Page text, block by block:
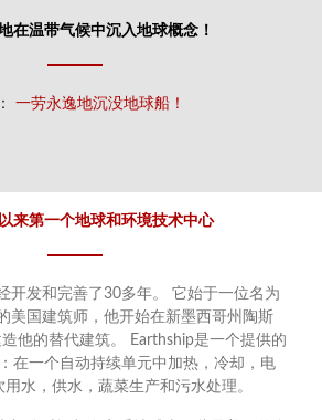
在温带气候中沉入地球概念！
一劳永逸地沉没地球船！
来第一个地球和环境技术中心
开发和完善了30多年。 它始于一位名为
美国建筑师，他开始在新墨西哥州陶斯
造他的替代建筑。 Earthship是一个提供的
在一个自动持续单元中加热，冷却，电
水，供水，蔬菜生产和污水处理。